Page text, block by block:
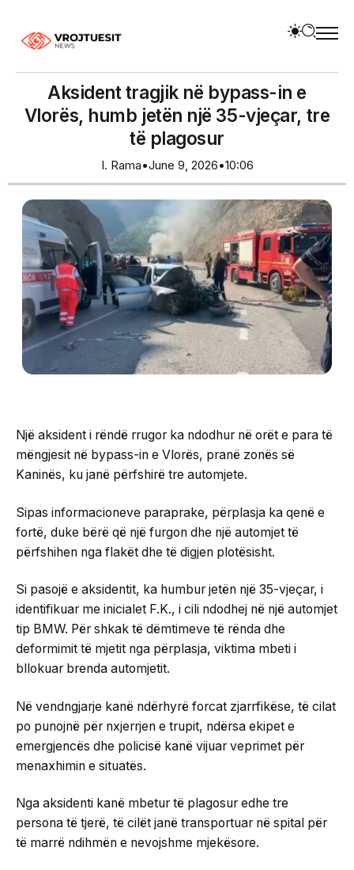
Aksident tragjik në bypass-in e
Vlorës, humb jetën një 35-vjeçar, tre
të plagosur
I. Rama•June 9, 2026•10:06
Një aksident i rëndë rrugor ka ndodhur në orët e para të
mëngjesit në bypass-in e Vlorës, pranë zonës së
Kaninës, ku janë përfshirë tre automjete.
Sipas informacioneve paraprake, përplasja ka qenë e
fortë, duke bërë që një furgon dhe një automjet të
përfshihen nga flakët dhe të digjen plotësisht.
Si pasojë e aksidentit, ka humbur jetën një 35-vjeçar, i
identifikuar me inicialet F.K., i cili ndodhej në një automjet
tip BMW. Për shkak të dëmtimeve të rënda dhe
deformimit të mjetit nga përplasja, viktima mbeti i
bllokuar brenda automjetit.
Në vendngjarje kanë ndërhyrë forcat zjarrfikëse, të cilat
po punojnë për nxjerrjen e trupit, ndërsa ekipet e
emergjencës dhe policisë kanë vijuar veprimet për
menaxhimin e situatës.
Nga aksidenti kanë mbetur të plagosur edhe tre
persona të tjerë, të cilët janë transportuar në spital për
të marrë ndihmën e nevojshme mjekësore.